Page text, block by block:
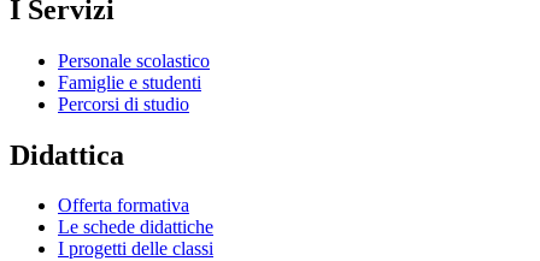
I Servizi
Personale scolastico
Famiglie e studenti
Percorsi di studio
Didattica
Offerta formativa
Le schede didattiche
I progetti delle classi